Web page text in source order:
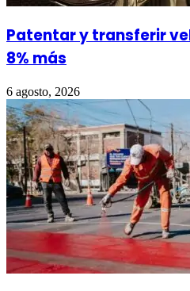
Patentar y transferir
8% más
6 agosto, 2026